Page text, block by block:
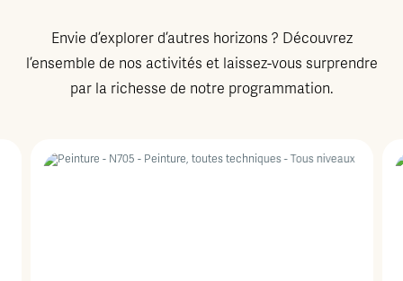
Envie d’explorer d’autres horizons ? Découvrez
l’ensemble de nos activités et laissez-vous surprendre
par la richesse de notre programmation.